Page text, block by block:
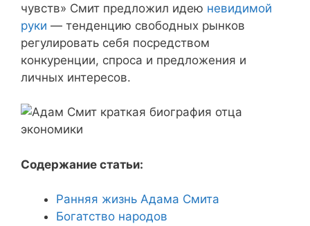
чувств» Смит предложил идею невидимой
руки — тенденцию свободных рынков
регулировать себя посредством
конкуренции, спроса и предложения и
личных интересов.
Содержание статьи:
Ранняя жизнь Адама Смита
Богатство народов